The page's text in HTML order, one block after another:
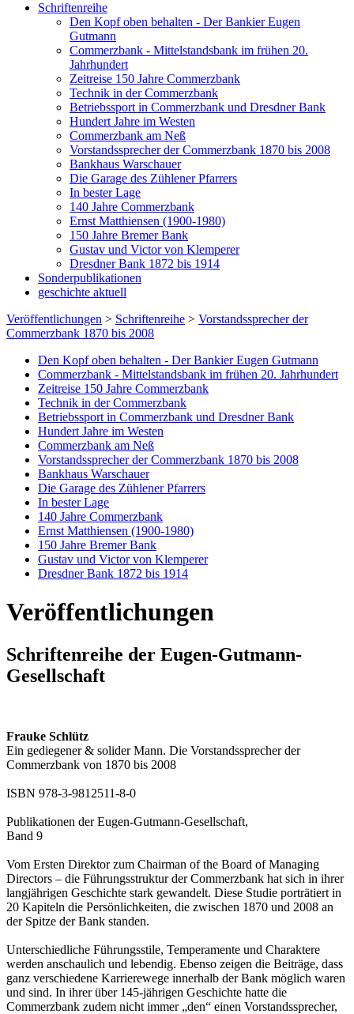
Schriftenreihe
Den Kopf oben behalten - Der Bankier Eugen
Gutmann
Commerzbank - Mittelstandsbank im frühen 20.
Jahrhundert
Zeitreise 150 Jahre Commerzbank
Technik in der Commerzbank
Betriebssport in Commerzbank und Dresdner Bank
Hundert Jahre im Westen
Commerzbank am Neß
Vorstandssprecher der Commerzbank 1870 bis 2008
Bankhaus Warschauer
Die Garage des Zühlener Pfarrers
In bester Lage
140 Jahre Commerzbank
Ernst Matthiensen (1900-1980)
150 Jahre Bremer Bank
Gustav und Victor von Klemperer
Dresdner Bank 1872 bis 1914
Sonderpublikationen
geschichte aktuell
Veröffentlichungen > Schriftenreihe > Vorstandssprecher der
Commerzbank 1870 bis 2008
Den Kopf oben behalten - Der Bankier Eugen Gutmann
Commerzbank - Mittelstandsbank im frühen 20. Jahrhundert
Zeitreise 150 Jahre Commerzbank
Technik in der Commerzbank
Betriebssport in Commerzbank und Dresdner Bank
Hundert Jahre im Westen
Commerzbank am Neß
Vorstandssprecher der Commerzbank 1870 bis 2008
Bankhaus Warschauer
Die Garage des Zühlener Pfarrers
In bester Lage
140 Jahre Commerzbank
Ernst Matthiensen (1900-1980)
150 Jahre Bremer Bank
Gustav und Victor von Klemperer
Dresdner Bank 1872 bis 1914
Veröffentlichungen
Schriftenreihe der Eugen-Gutmann-
Gesellschaft
Frauke Schlütz
Ein gediegener & solider Mann. Die Vorstandssprecher der
Commerzbank von 1870 bis 2008
ISBN 978-3-9812511-8-0
Publikationen der Eugen-Gutmann-Gesellschaft,
Band 9
Vom Ersten Direktor zum Chairman of the Board of Managing
Directors – die Führungsstruktur der Commerzbank hat sich in ihrer
langjährigen Geschichte stark gewandelt. Diese Studie porträtiert in
20 Kapiteln die Persönlichkeiten, die zwischen 1870 und 2008 an
der Spitze der Bank standen.
Unterschiedliche Führungsstile, Temperamente und Charaktere
werden anschaulich und lebendig. Ebenso zeigen die Beiträge, dass
ganz verschiedene Karrierewege innerhalb der Bank möglich waren
und sind. In ihrer über 145-jährigen Geschichte hatte die
Commerzbank zudem nicht immer „den“ einen Vorstandssprecher,